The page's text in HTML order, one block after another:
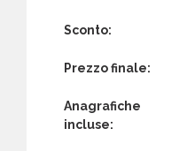
Sconto:
Prezzo finale:
Anagrafiche
incluse: